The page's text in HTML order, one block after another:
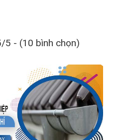
5 - (10 bình chọn)